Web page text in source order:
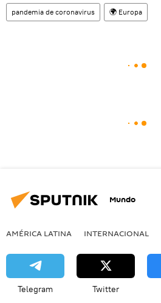
pandemia de coronavirus 🌍 Europa
Mundo
AMÉRICA LATINA INTERNACIONAL
Telegram Twitter